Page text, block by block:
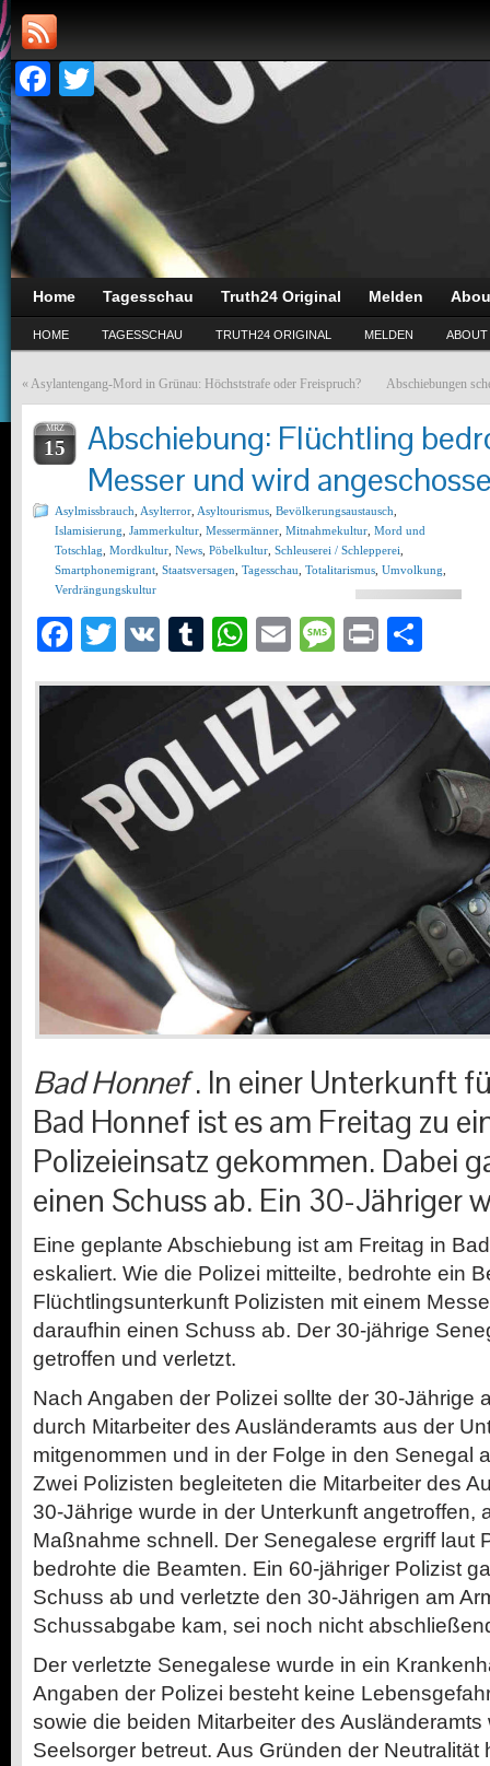
Facebook
Twitter
Home Tagesschau Truth24 Original Melden
HOME TAGESSCHAU TRUTH24 ORIGINAL MELDEN ABOUT
« Asylantengang-Mord in Grünau: Höchststrafe oder Freispruch? Abschiebungen
MRZ
15
Abschiebung: Flüchtling
Messer und wird
Asylmissbrauch Asylterror Asyltourismus Bevölkerungsaustausch
Islamisierung Jammerkultur Messermänner Mitnahmekultur Mord und
Totschlag Mordkultur News Pöbelkultur Schleuserei / Schlepperei
Smartphonemigrant Staatsversagen Tagesschau Totalitarismus Umvolkung
Verdrängungskultur
Facebook
Twitter
VK Tumblr
WhatsApp
EmailMessage
Print
Bad Honnef. In einer Unterkunft
Bad Honnef ist es am Freitag zu
Polizeieinsatz gekommen. Dabei
einen Schuss ab. Ein 30-Jähriger
Eine geplante Abschiebung ist am Freitag in
eskaliert. Wie die Polizei mitteilte, bedrohte ein
Flüchtlingsunterkunft Polizisten mit einem
daraufhin einen Schuss ab. Der 30-jährige
getroffen und verletzt.
Nach Angaben der Polizei sollte der 30-Jährige
durch Mitarbeiter des Ausländeramts aus der
mitgenommen und in der Folge in den Senegal
Zwei Polizisten begleiteten die Mitarbeiter des
30-Jährige wurde in der Unterkunft angetroffen,
Maßnahme schnell. Der Senegalese ergriff laut
bedrohte die Beamten. Ein 60-jähriger Polizist
Schuss ab und verletzte den 30-Jährigen am
Schussabgabe kam, sei noch nicht
Der verletzte Senegalese wurde in ein
Angaben der Polizei besteht keine
sowie die beiden Mitarbeiter des
Seelsorger betreut. Aus Gründen der Neutralität